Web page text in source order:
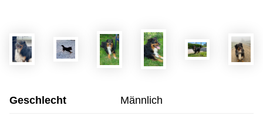
Geschlecht Männlich